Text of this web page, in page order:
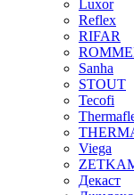
Luxor
Reflex
RIFAR
Sanha
STOUT
Tecofi
Viega
Декаст